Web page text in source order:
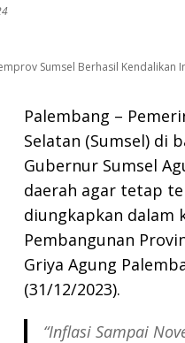
Sumsel Berhasil
Palembang –
Selatan (Sumsel) di
Gubernur Sumsel
daerah agar tetap
diungkapkan dalam
Pembangunan
Griya Agung
(31/12/2023).
“Inflasi Sampai